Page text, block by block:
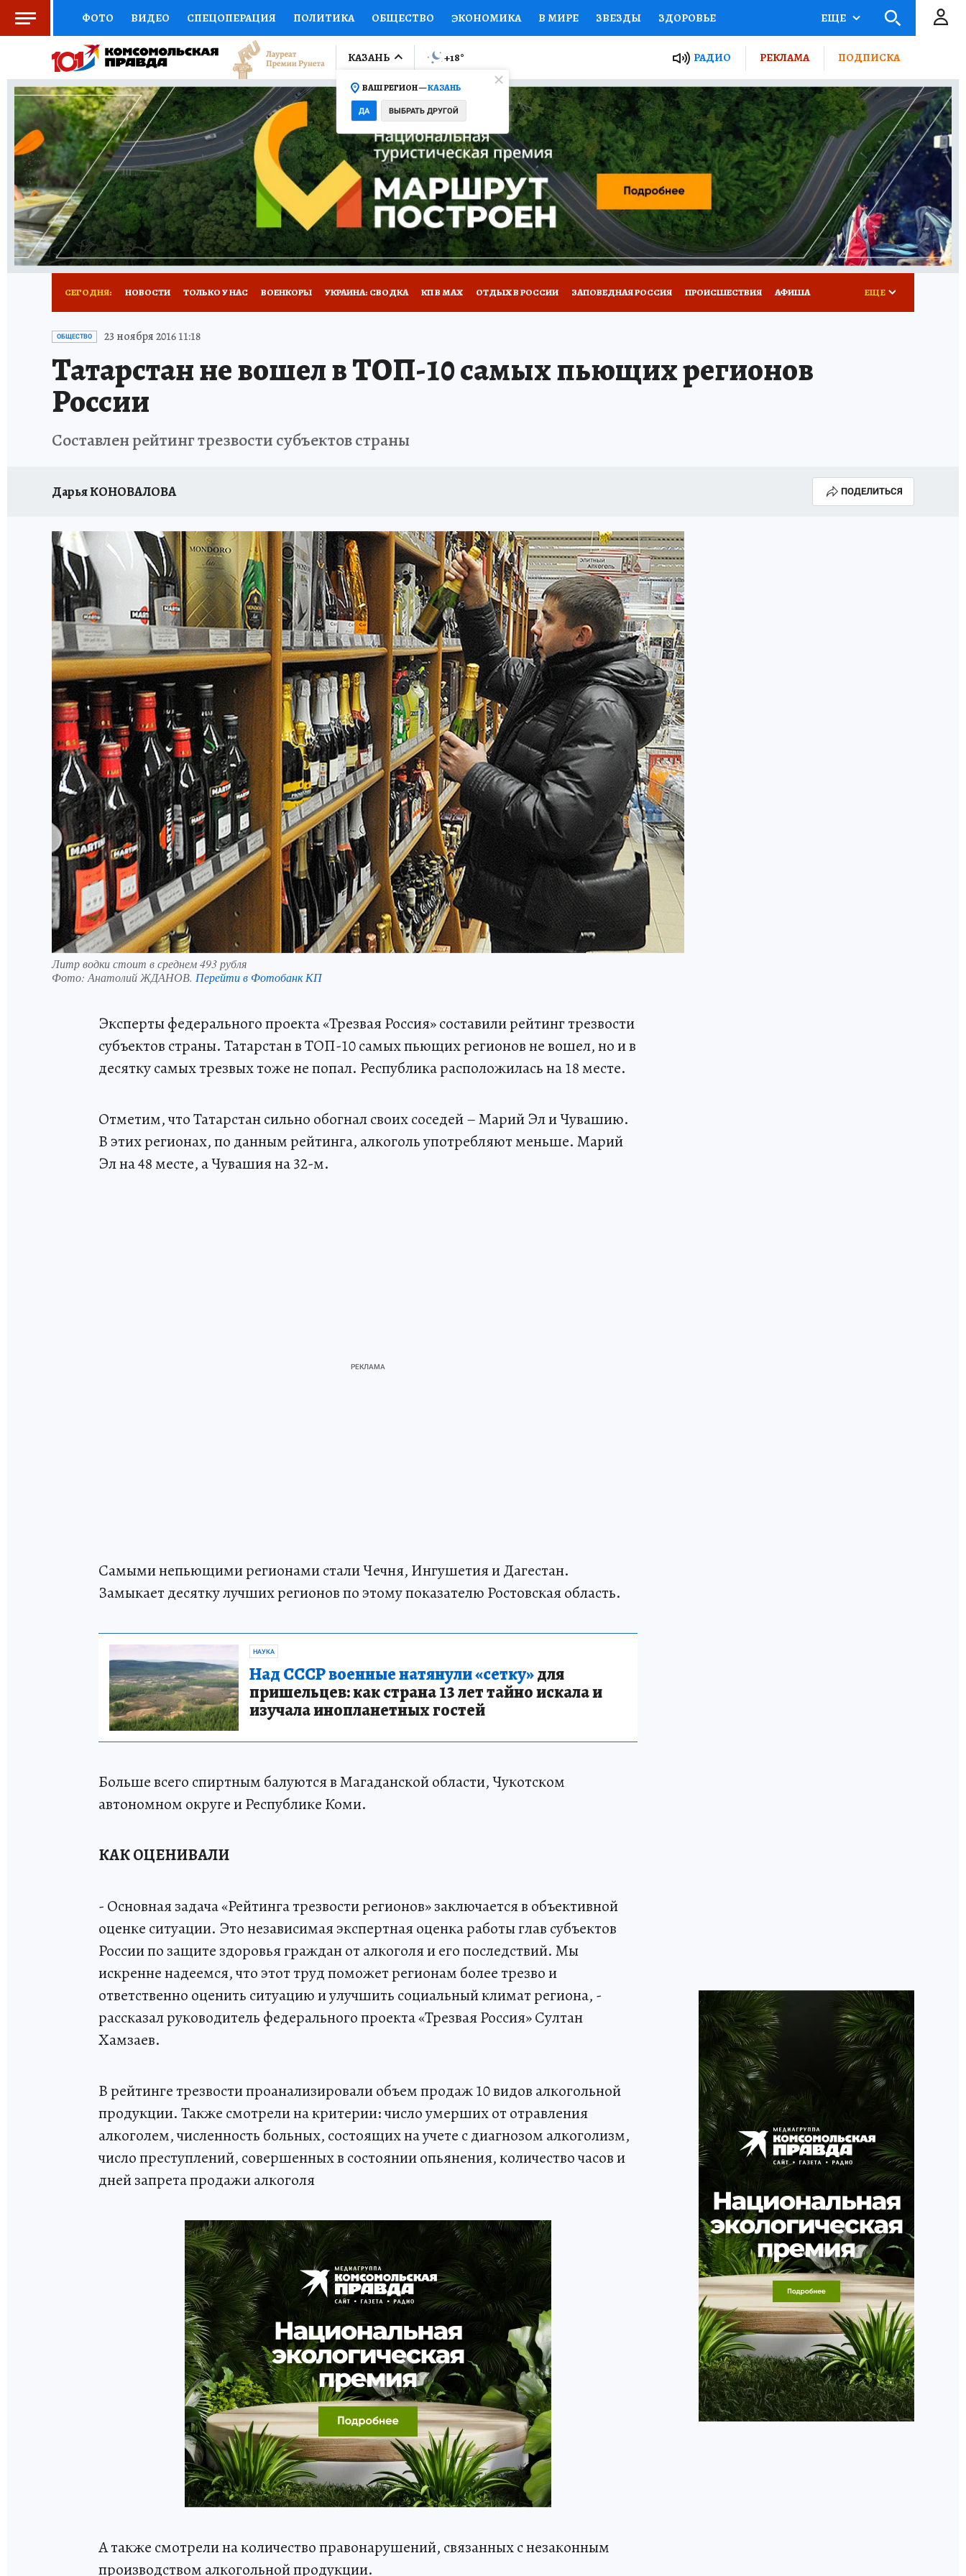
ФОТО ВИДЕО СПЕЦОПЕРАЦИЯ ПОЛИТИКА ОБЩЕСТВО ЭКОНОМИКА В МИРЕ ЗВЕЗДЫ ЗДОРОВЬЕ
СОЦПОДДЕРЖКА НАУКА СПОРТ КОЛУМНИСТЫ ПРОИСШЕСТВИЯ НАЦИОНАЛЬНЫЕ ПРОЕКТЫ РОССИИ
ВЫБОР ЭКСПЕРТОВ ДОКТОР ФИНАНСЫ ОТКРЫВАЕМ МИР Я ЗНАЮ СЕМЬЯ ЖЕНСКИЕ СЕКРЕТЫ ПУТЕВОДИТЕЛЬ
КНИЖНАЯ ПОЛКА ПРОГНОЗЫ НА СПОРТ ПРОМОКОДЫ СЕРИАЛЫ СПЕЦПРОЕКТЫ ДЕФИЦИТ ЖЕЛЕЗА ТУРИЗМ
ПРЕСС-ЦЕНТР НЕДВИЖИМОСТЬ ТЕЛЕВИЗОР КОЛЛЕКЦИИ КОНКУРСЫ РАБОТА У НАС ГИД ПОТРЕБИТЕЛЯ ВСЕ О КП
РАДИО КП РЕКЛАМА ТЕСТЫ НОВОЕ НА САЙТЕ
ЕЩЕ
КАЗАНЬ
ВАШ РЕГИОН —КАЗАНЬ
ДА ВЫБРАТЬ ДРУГОЙ
+18° РАДИО РЕКЛАМА ПОДПИСКА
СЕГОДНЯ: НОВОСТИ ТОЛЬКО У НАС ВОЕНКОРЫ УКРАИНА: СВОДКА КП В МАХ ОТДЫХ В РОССИИ ЗАПОВЕДНАЯ РОССИЯ ПРОИСШЕСТВИЯ АФИША
ТЕРРИТОРИЯ ДОБРА
ЕЩЕ
ОБЩЕСТВО 23 ноября 2016 11:18
Татарстан не вошел в ТОП-10 самых пьющих регионов
России
Составлен рейтинг трезвости субъектов страны
Дарья КОНОВАЛОВА ПОДЕЛИТЬСЯ
Литр водки стоит в среднем 493 рубля
Фото: Анатолий ЖДАНОВ. Перейти в Фотобанк КП
Эксперты федерального проекта «Трезвая Россия» составили рейтинг трезвости
субъектов страны. Татарстан в ТОП-10 самых пьющих регионов не вошел, но и в
десятку самых трезвых тоже не попал. Республика расположилась на 18 месте.
Отметим, что Татарстан сильно обогнал своих соседей – Марий Эл и Чувашию.
В этих регионах, по данным рейтинга, алкоголь употребляют меньше. Марий
Эл на 48 месте, а Чувашия на 32-м.
Самыми непьющими регионами стали Чечня, Ингушетия и Дагестан.
Замыкает десятку лучших регионов по этому показателю Ростовская область.
НАУКА
Над СССР военные натянули «сетку»для
пришельцев: как страна 13 лет тайно искала и
изучала инопланетных гостей
Больше всего спиртным балуются в Магаданской области, Чукотском
автономном округе и Республике Коми.
КАК ОЦЕНИВАЛИ
- Основная задача «Рейтинга трезвости регионов» заключается в объективной
оценке ситуации. Это независимая экспертная оценка работы глав субъектов
России по защите здоровья граждан от алкоголя и его последствий. Мы
искренне надеемся, что этот труд поможет регионам более трезво и
ответственно оценить ситуацию и улучшить социальный климат региона, -
рассказал руководитель федерального проекта «Трезвая Россия» Султан
Хамзаев.
В рейтинге трезвости проанализировали объем продаж 10 видов алкогольной
продукции. Также смотрели на критерии: число умерших от отравления
алкоголем, численность больных, состоящих на учете с диагнозом алкоголизм,
число преступлений, совершенных в состоянии опьянения, количество часов и
дней запрета продажи алкоголя
А также смотрели на количество правонарушений, связанных с незаконным
производством алкогольной продукции.